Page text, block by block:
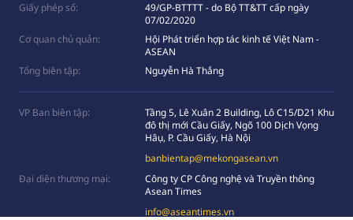
Giấy phép số:
49/GP-BTTTT - do Bộ TT&TT cấp ngày
07/02/2020
Cơ quan chủ quản:
Hội Phát triển hợp tác kinh tế Việt Nam -
ASEAN
Tổng biên tập:
Nguyễn Hà Thắng
VP Ban biên tập:
Tầng 5, Lê Xuân 2 Building, Lô C15/D21 Khu
đô thị mới Cầu Giấy, Ngõ 100 Dịch Vọng
Hâụ, P. Cầu Giấy, Hà Nội
banbientap@mekongasean.vn
Đại diện thương mại:
Công ty CP Công nghệ và Truyền thông
Asean Times
info@aseantimes.vn